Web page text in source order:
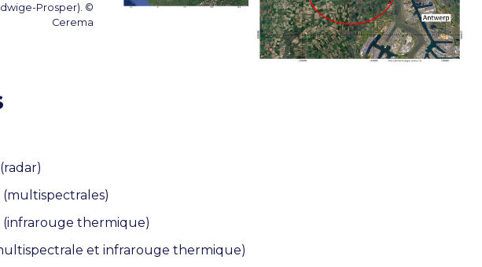
Prosper). ©
Cerema
(infrarouge thermique)
et infrarouge thermique)